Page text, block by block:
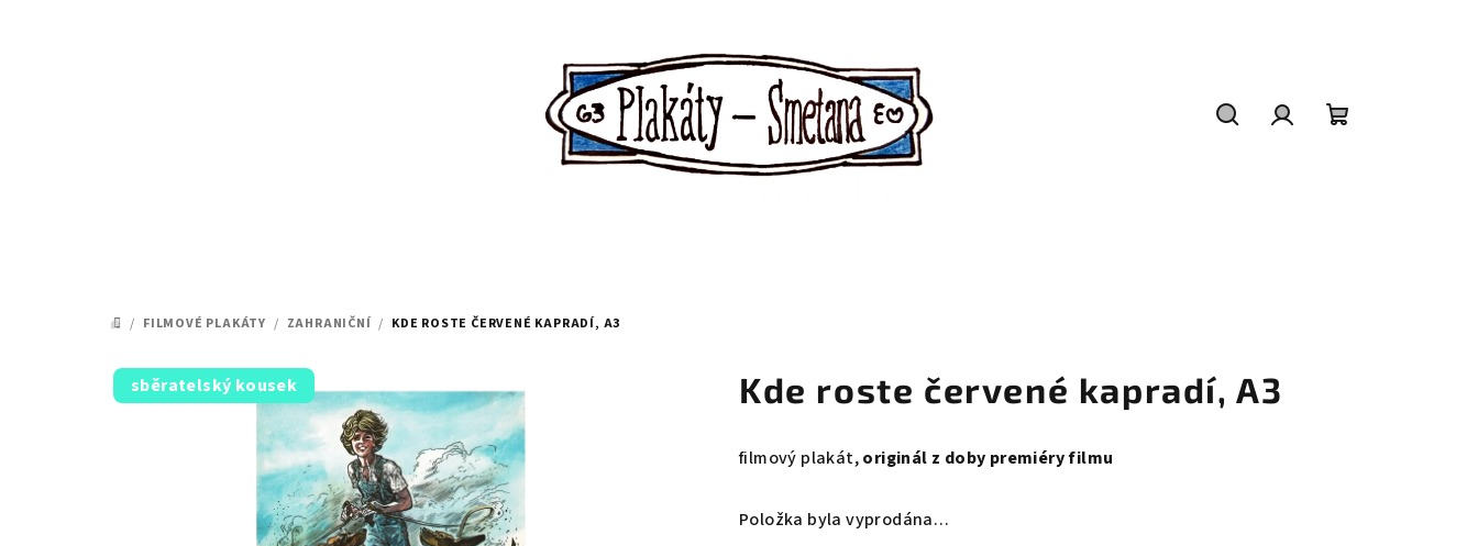
DOMŮ
/ FILMOVÉ PLAKÁTY / ZAHRANIČNÍ / KDE ROSTE ČERVENÉ KAPRADÍ, A3
Kde roste červené kapradí, A3
filmový plakát,originál z doby premiéry filmu
Položka byla vyprodána…
sběratelský kousek